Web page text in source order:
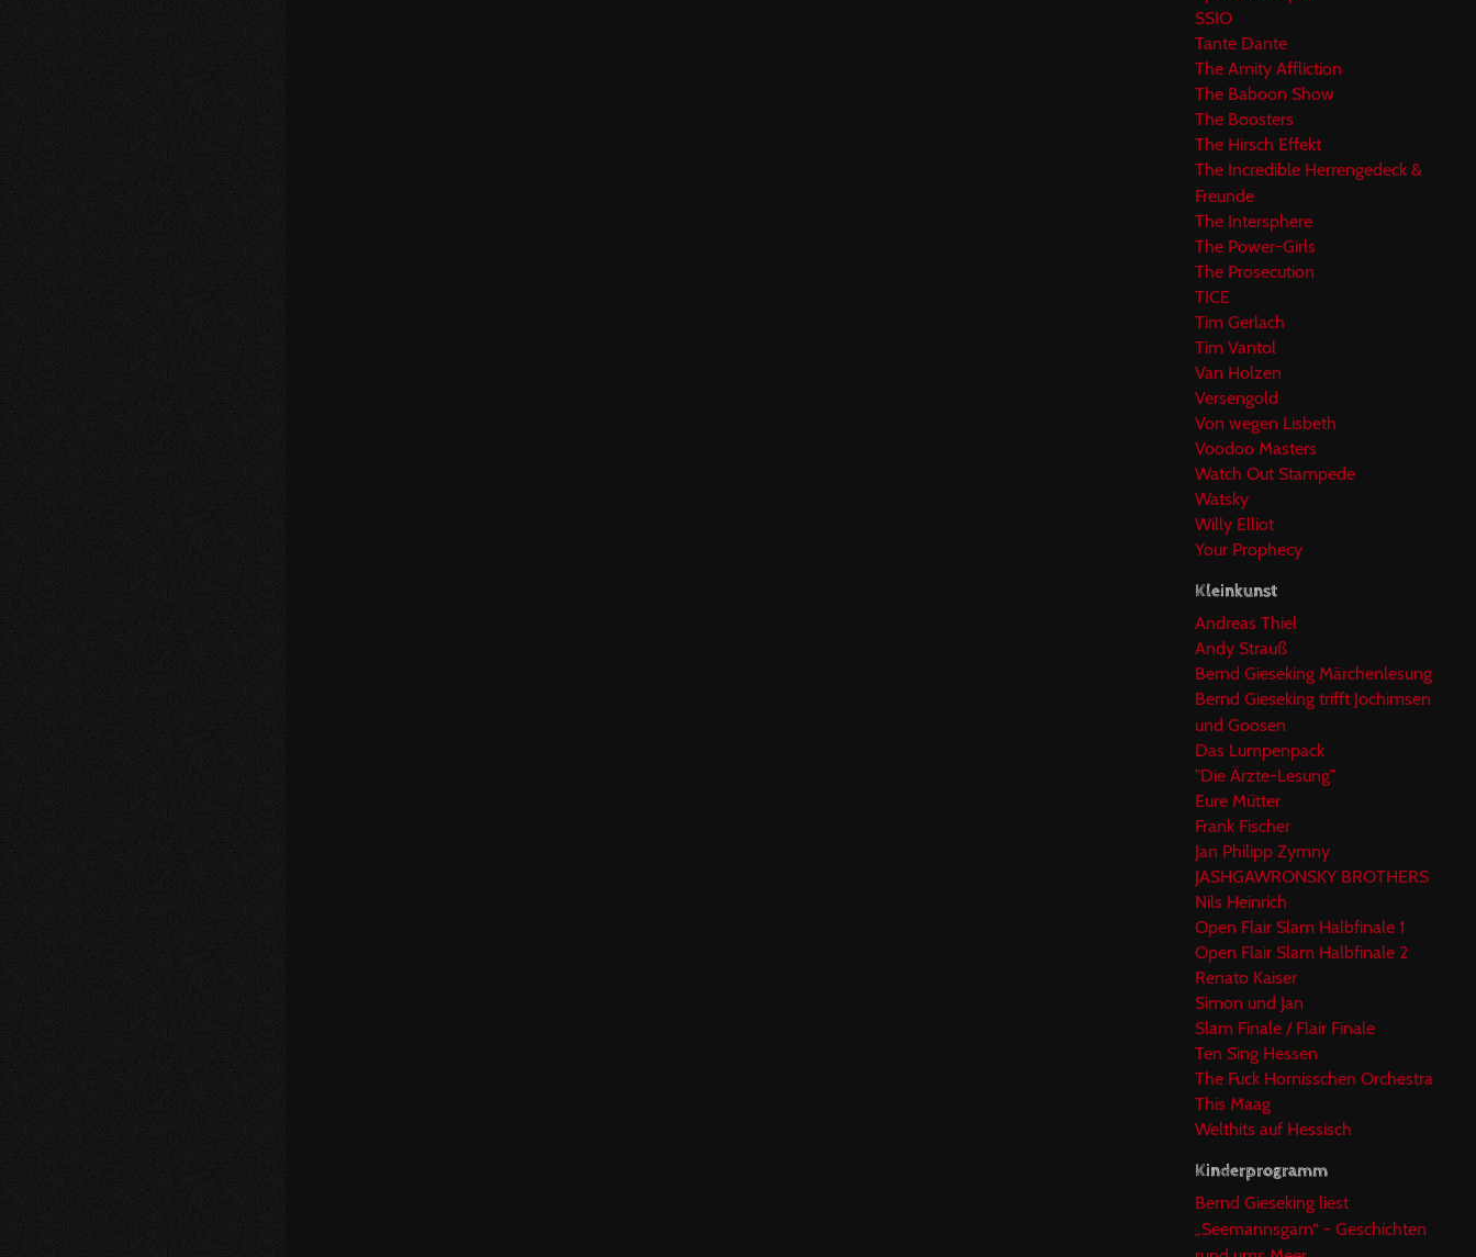
SSIO
Tante Dante
The Amity Affliction
The Baboon Show
The Boosters
The Hirsch Effekt
The Incredible Herrengedeck &
Freunde
The Intersphere
The Power-Girls
The Prosecution
TICE
Tim Gerlach
Tim Vantol
Van Holzen
Versengold
Von wegen Lisbeth
Voodoo Masters
Watch Out Stampede
Watsky
Willy Elliot
Your Prophecy
Kleinkunst
Andreas Thiel
Andy Strauß
Bernd Gieseking Märchenlesung
Bernd Gieseking trifft Jochimsen
und Goosen
Das Lumpenpack
"Die Ärzte-Lesung"
Eure Mütter
Frank Fischer
Jan Philipp Zymny
JASHGAWRONSKY BROTHERS
Nils Heinrich
Open Flair Slam Halbfinale 1
Open Flair Slam Halbfinale 2
Renato Kaiser
Simon und Jan
Slam Finale / Flair Finale
Ten Sing Hessen
The Fuck Hornisschen Orchestra
This Maag
Welthits auf Hessisch
Kinderprogramm
Bernd Gieseking liest
„Seemannsgarn“ - Geschichten